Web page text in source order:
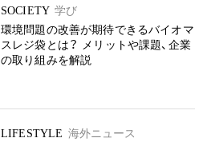
SOCIETY 学び
環境問題の改善が期待できるバイオマ
スレジ袋とは？ メリットや課題、企業
の取り組みを解説
LIFESTYLE 海外ニュース